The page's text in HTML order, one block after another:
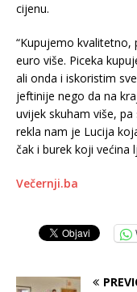
cijenu.
“Kupujemo
euro više. Piceka
ali onda i iskoristim
jeftinije nego da na
uvijek skuham više,
rekla nam je Lucija
čak i burek koji većina
Večernji.ba